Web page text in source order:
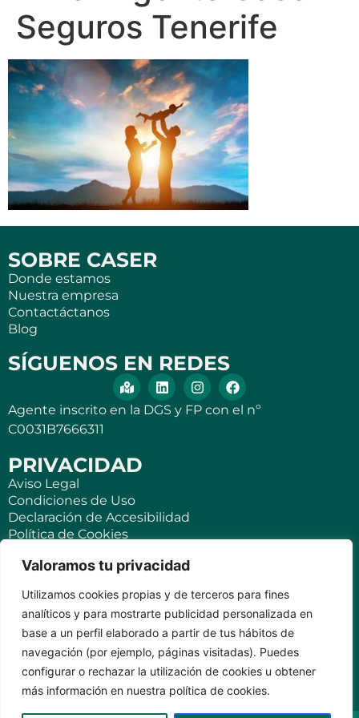
Valoramos tu privacidad
Utilizamos cookies propias y de terceros para fines
analíticos y para mostrarte publicidad personalizada en
base a un perfil elaborado a partir de tus hábitos de
navegación (por ejemplo, páginas visitadas). Puedes
configurar o rechazar la utilización de cookies u obtener
más información en nuestra política de cookies.
Seguros Tenerife
SOBRE CASER
Donde estamos
Nuestra empresa
Contactáctanos
Blog
SÍGUENOS EN REDES
Agente inscrito en la DGS y FP con el nº
C0031B7666311
PRIVACIDAD
Aviso Legal
Condiciones de Uso
Declaración de Accesibilidad
Política de Cookies
SEGUROS
Para ti
Negocios y PYMES
Seguro de viaje
Seguro para Viviendas Vacacionales
Seguro para teléfonos móviles